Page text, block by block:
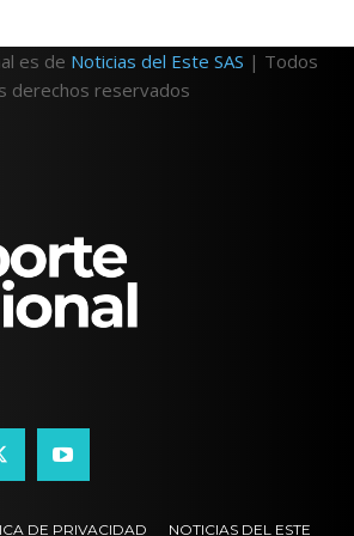
es de Noticias del Este SAS | Todos
derechos reservados
DE PRIVACIDAD NOTICIAS DEL ESTE